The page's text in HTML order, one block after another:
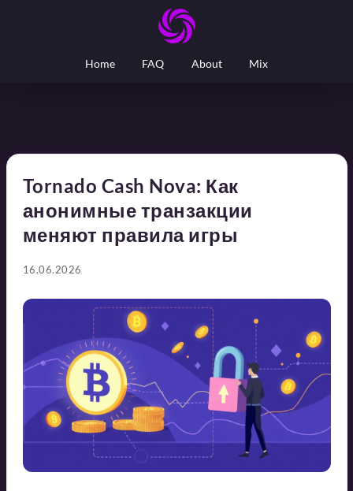
Home FAQ About Mix
Tornado Cash Nova: Как
анонимные транзакции
меняют правила игры
16.06.2026